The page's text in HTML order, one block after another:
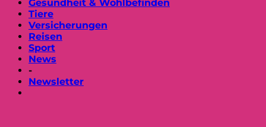
Gesundheit & Wohlbefinden
Tiere
Versicherungen
Reisen
Sport
News
-
Newsletter